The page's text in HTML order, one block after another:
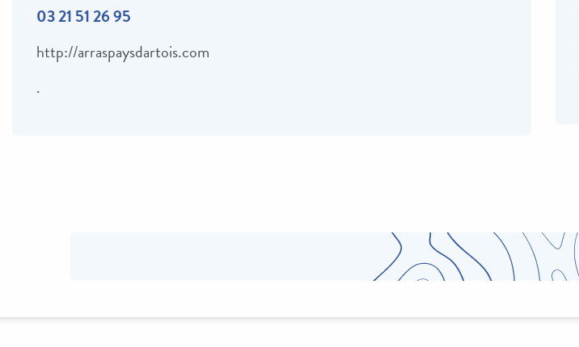
03 21 51 26 95
http://arraspaysdartois.com
.